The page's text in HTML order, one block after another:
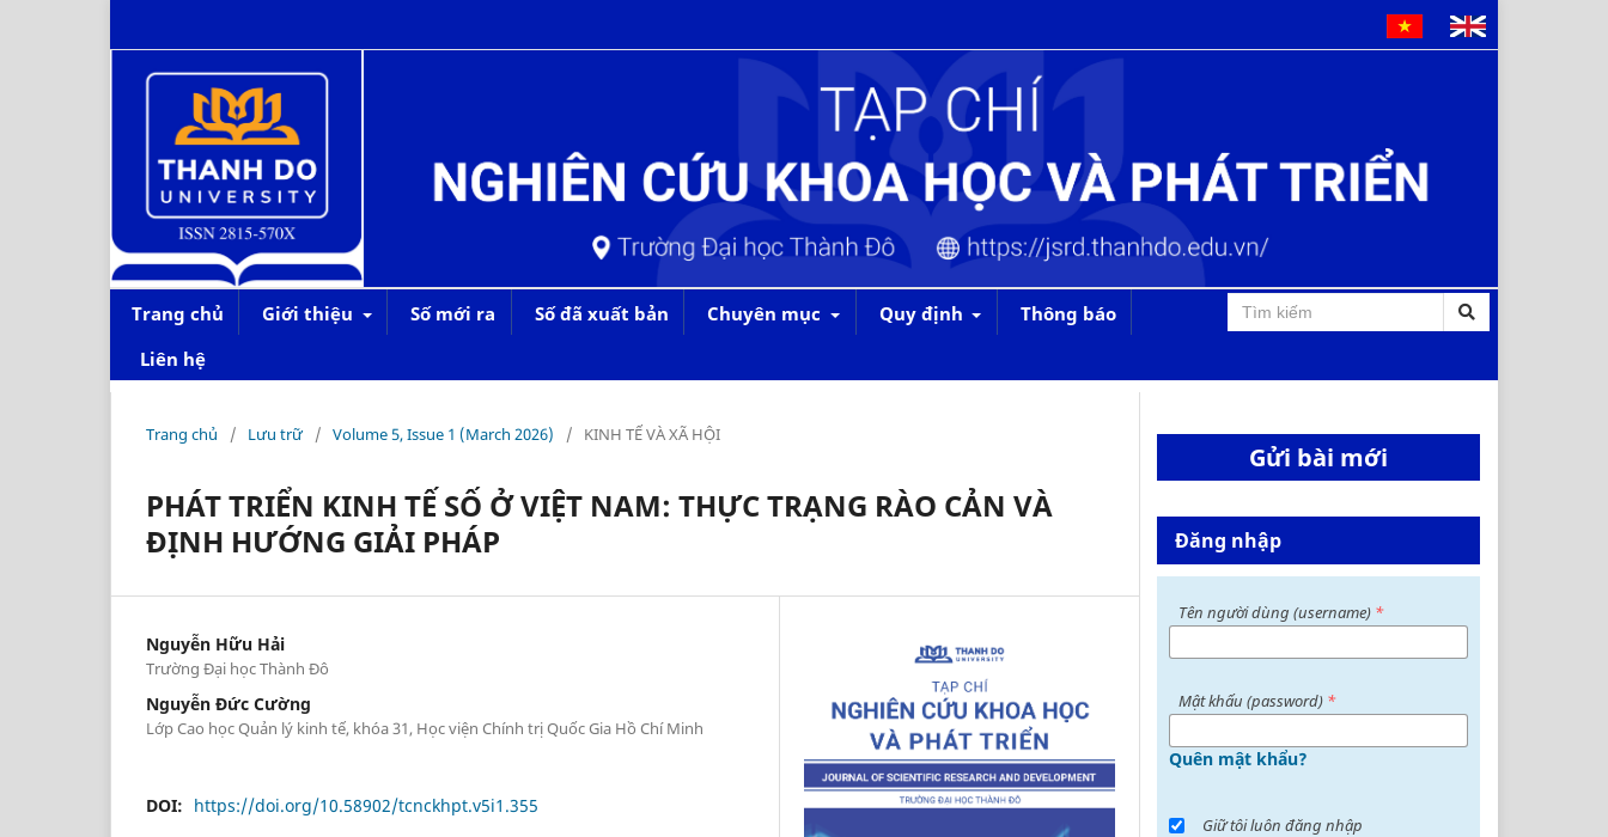
Trang chủ Giới thiệu Số mới ra Số đã xuất bản Chuyên mục Quy định
Thông báo
Liên hệ
Trang chủ / Lưu trữ / Volume 5, Issue 1 (March 2026) / KINH TẾ VÀ XÃ HỘI
PHÁT TRIỂN KINH TẾ SỐ Ở VIỆT NAM: THỰC TRẠNG RÀO CẢN VÀ
ĐỊNH HƯỚNG GIẢI PHÁP
Nguyễn Hữu Hải
Trường Đại học Thành Đô
Nguyễn Đức Cường
Lớp Cao học Quản lý kinh tế, khóa 31, Học viện Chính trị Quốc Gia Hồ Chí Minh
DOI: https://doi.org/10.58902/tcnckhpt.v5i1.355
Gửi bài mới
Đăng nhập
Tên người dùng (username) *
Mật khấu (password) *
Quên mật khẩu?
Giữ tôi luôn đăng nhập